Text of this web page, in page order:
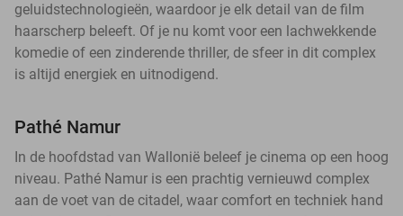
geluidstechnologieën, waardoor je elk detail van de film
haarscherp beleeft. Of je nu komt voor een lachwekkende
komedie of een zinderende thriller, de sfeer in dit complex
is altijd energiek en uitnodigend.
Pathé Namur
In de hoofdstad van Wallonië beleef je cinema op een hoog
niveau. Pathé Namur is een prachtig vernieuwd complex
aan de voet van de citadel, waar comfort en techniek hand